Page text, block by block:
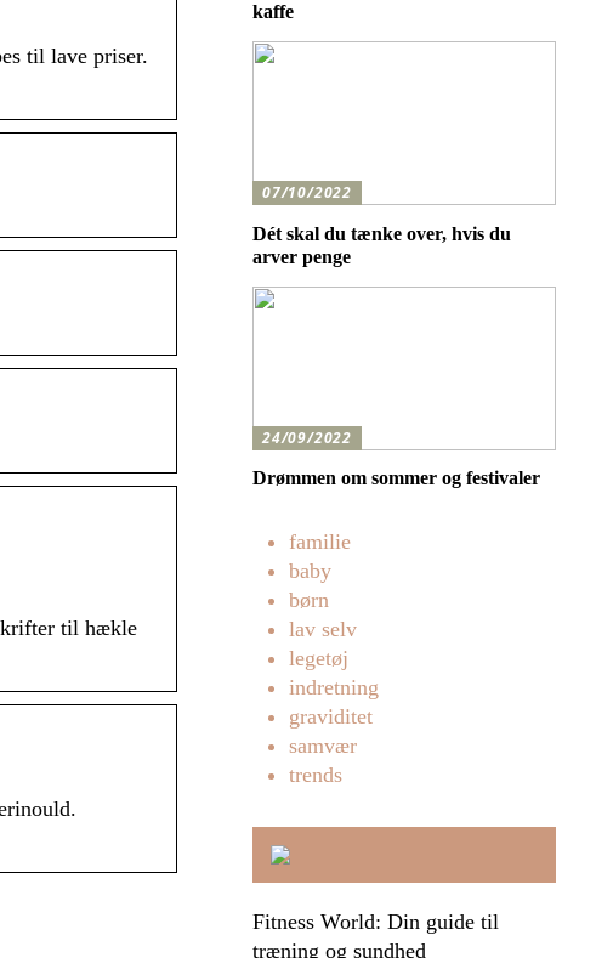
til lave priser.
til hækle
kaffe
07/10/2022
Dét skal du tænke over, hvis du
arver penge
24/09/2022
Drømmen om sommer og festivaler
familie
baby
børn
lav selv
legetøj
indretning
graviditet
samvær
trends
Fitness World: Din guide til
træning og sundhed